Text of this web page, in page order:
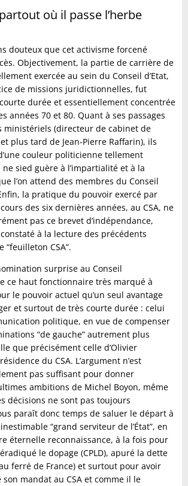
où il passe l’herbe
douteux que cet activisme forcené
Objectivement, la partie de carrière de
exercée au sein du Conseil d’Etat,
de missions juridictionnelles, fut
durée et essentiellement concentrée
années 70 et 80. Quant à ses passages
ministériels (directeur de cabinet de
plus tard de Jean-Pierre Raffarin), ils
couleur politicienne tellement
ne sied guère à l’impartialité et à la
l’on attend des membres du Conseil
la pratique du pouvoir exercé par
des six dernières années, au CSA, ne
pas ce brevet d’indépendance,
à la lecture des précédents
“feuilleton CSA”.
surprise au Conseil
ce haut fonctionnaire très marqué à
le pouvoir actuel qu’un seul avantage
et surtout de très courte durée : celui
politique, en vue de compenser
“de gauche” autrement plus
que précisément celle d’Olivier
du CSA. L’argument n’est
pas suffisant pour donner
ambitions de Michel Boyon, même
décisions ne sont pas toujours
paraît donc temps de saluer le départ à
“grand serviteur de l’État”, en
éternelle reconnaissance, à la fois pour
le dopage (CPLD), apuré la dette
ferré de France) et surtout pour avoir
mandat au CSA et comme il le